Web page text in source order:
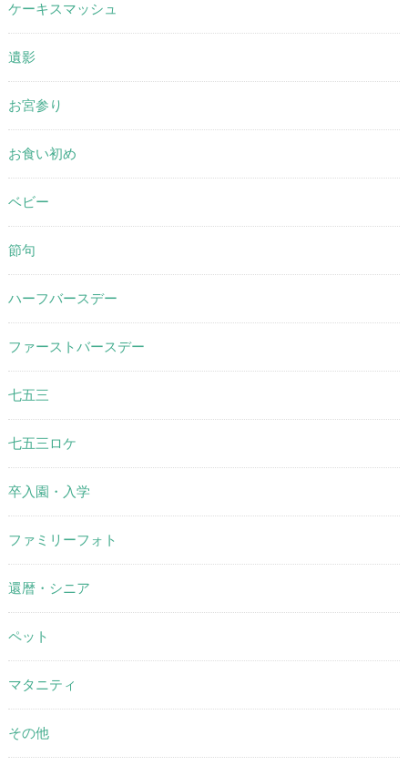
ケーキスマッシュ
遺影
お宮参り
お食い初め
ベビー
節句
ハーフバースデー
ファーストバースデー
七五三
七五三ロケ
卒入園・入学
ファミリーフォト
還暦・シニア
ペット
マタニティ
その他